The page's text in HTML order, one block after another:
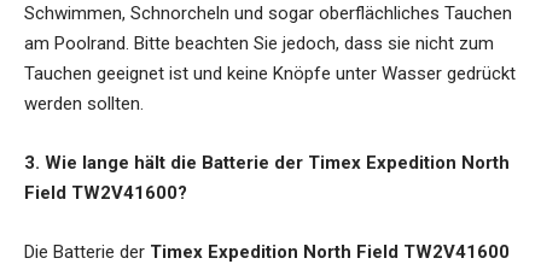
Schwimmen, Schnorcheln und sogar oberflächliches Tauchen
am Poolrand. Bitte beachten Sie jedoch, dass sie nicht zum
Tauchen geeignet ist und keine Knöpfe unter Wasser gedrückt
werden sollten.
3. Wie lange hält die Batterie der Timex Expedition North
Field TW2V41600?
Die Batterie der Timex Expedition North Field TW2V41600